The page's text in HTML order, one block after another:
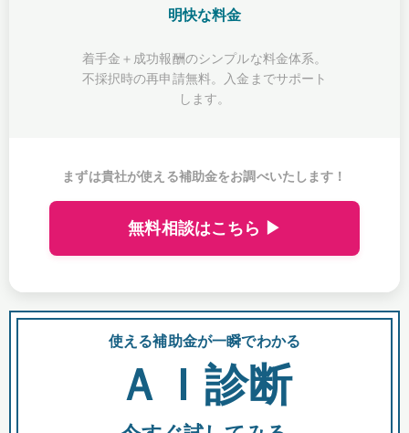
明快な料金
着手金＋成功報酬のシンプルな料金体系。
不採択時の再申請無料。入金までサポート
します。
まずは貴社が使える補助金をお調べいたします！
無料相談はこちら ▶
使える補助金が一瞬でわかる
ＡＩ診断